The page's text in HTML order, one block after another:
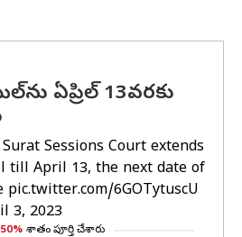
ఏప్రిల్ 13వరకు
Sessions Court extends
till April 13, the next date of
pic.twitter.com/6GOTytuscU
3, 2023
50% శాతం పూర్తి చేశారు